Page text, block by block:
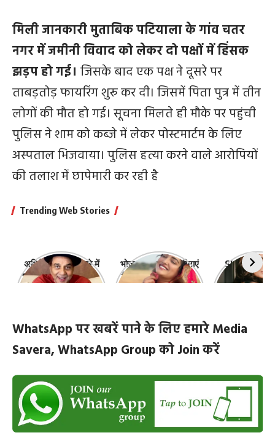
मिली जानकारी मुताबिक पटियाला के गांव चतर
नगर में जमीनी विवाद को लेकर दो पक्षों में हिंसक
झड़प हो गई। जिसके बाद एक पक्ष ने दूसरे पर
ताबड़तोड़ फायरिंग शुरू कर दी। जिसमें पिता पुत्र में तीन
लोगों की मौत हो गई। सूचना मिलते ही मौके पर पहुंची
पुलिस ने शाम को कब्जे में लेकर पोस्टमार्टम के लिए
अस्पताल भिजवाया। पुलिस हत्या करने वाले आरोपियों
की तलाश में छापेमारी कर रही है
Trending Web Stories
अभिनेता धर्मेंद्र के बारे में
10 रोचक बातें, जिनके बारे
भोजपुरी की ये 10 हसीनाएं
हैं सबसे खूबसूरत | top-
Shefali
‘कांटा लगा
WhatsApp पर खबरें पाने के लिए हमारे Media
Savera, WhatsApp Group को Join करें